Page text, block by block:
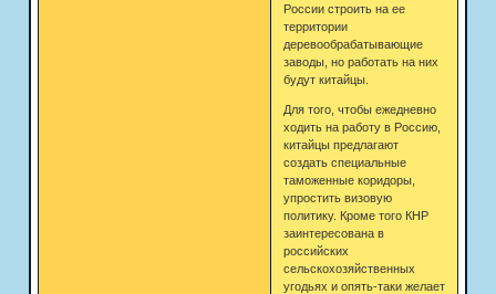
России строить на ее
территории
деревообрабатывающие
заводы, но работать на них
будут китайцы.
Для того, чтобы ежедневно
ходить на работу в Россию,
китайцы предлагают
создать специальные
таможенные коридоры,
упростить визовую
политику. Кроме того КНР
заинтересована в
российских
сельскохозяйственных
угодьях и опять-таки желает